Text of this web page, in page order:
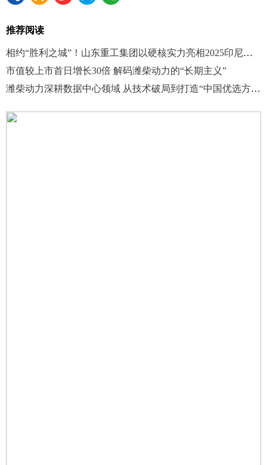
推荐阅读
相约“胜利之城”！山东重工集团以硬核实力亮相2025印尼矿业展
市值较上市首日增长30倍 解码潍柴动力的“长期主义”
潍柴动力深耕数据中心领域 从技术破局到打造“中国优选方案”